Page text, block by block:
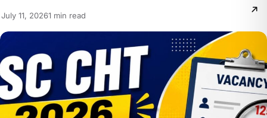
July 11, 2026Reading
1 min read